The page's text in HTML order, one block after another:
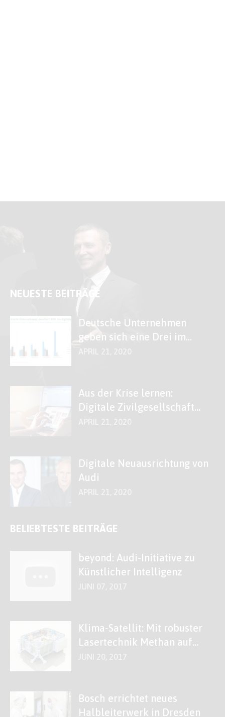
NEUESTE BEITRÄGE
Deutsche Unternehmen
geben sich eine Drei im
Aus der Krise lernen:
Digitale Zivilgesellschaft
Digitale Neuausrichtung von
Audi
BELIEBTESTE BEITRÄGE
beyond: Audi-Initiative zu
Künstlicher Intelligenz
Klima-Satellit: Mit robuster
Lasertechnik Methan auf
Bosch errichtet neues
Halbleiterwerk in Dresden